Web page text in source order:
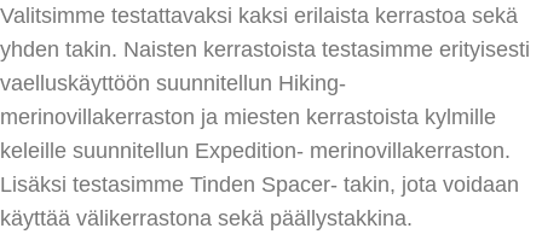
Valitsimme testattavaksi kaksi erilaista kerrastoa sekä
yhden takin. Naisten kerrastoista testasimme erityisesti
vaelluskäyttöön suunnitellun Hiking-
merinovillakerraston ja miesten kerrastoista kylmille
keleille suunnitellun Expedition- merinovillakerraston.
Lisäksi testasimme Tinden Spacer- takin, jota voidaan
käyttää välikerrastona sekä päällystakkina.